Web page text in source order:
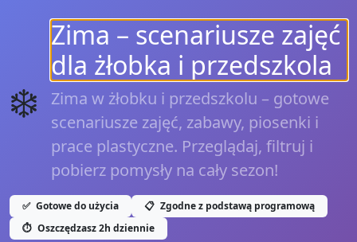
❄️
Zima – scenariusze zajęć
dla żłobka i przedszkola
Zima w żłobku i przedszkolu – gotowe
scenariusze zajęć, zabawy, piosenki i
prace plastyczne. Przeglądaj, filtruj i
pobierz pomysły na cały sezon!
✅ Gotowe do użycia 📋 Zgodne z podstawą programową
⏱️ Oszczędzasz 2h dziennie